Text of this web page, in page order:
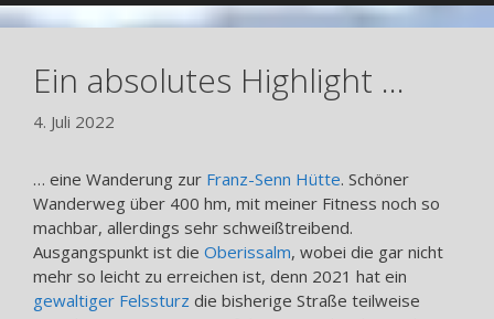
Ein absolutes Highlight …
4. Juli 2022
… eine Wanderung zur Franz-Senn Hütte. Schöner
Wanderweg über 400 hm, mit meiner Fitness noch so
machbar, allerdings sehr schweißtreibend.
Ausgangspunkt ist die Oberissalm, wobei die gar nicht
mehr so leicht zu erreichen ist, denn 2021 hat ein
gewaltiger Felssturz die bisherige Straße teilweise